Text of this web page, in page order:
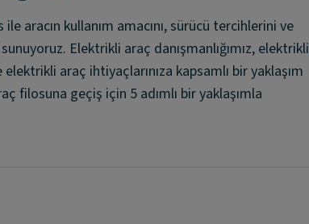
aracın kullanım amacını, sürücü tercihlerini ve
Elektrikli araç danışmanlığımız, elektrikli
araç ihtiyaçlarınıza kapsamlı bir yaklaşım
filosuna geçiş için 5 adımlı bir yaklaşımla